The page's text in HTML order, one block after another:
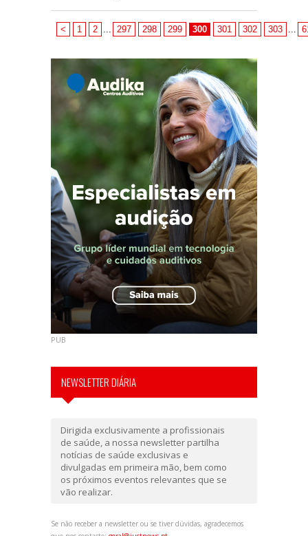
< 1 2 297 298 299 300 301 302 303
PUB
NEWSLETTER DIÁRIA
Dirigida exclusivamente a profissionais
de saúde, a nossa newsletter partilha
notícias de saúde exclusivas e
divulgadas em primeira mão, bem como
os próximos eventos relevantes que se
vão realizar.
Se não receber a newsletter ou se tiver dúvidas, agradecemos